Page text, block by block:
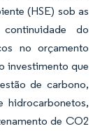
(HSE) sob as
do
no orçamento
investimento que
de carbono,
hidrocarbonetos,
de CO2